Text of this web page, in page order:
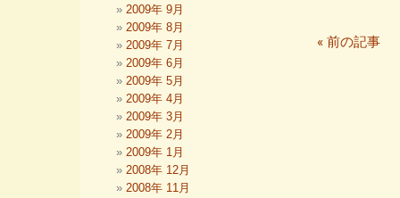
« 前の記事
2009年 9月
2009年 8月
2009年 7月
2009年 6月
2009年 5月
2009年 4月
2009年 3月
2009年 2月
2009年 1月
2008年 12月
2008年 11月